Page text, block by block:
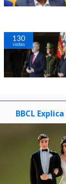
130
visitas
BBCL Explica